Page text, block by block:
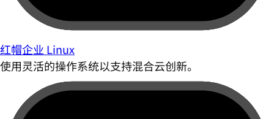
红帽企业 Linux
使用灵活的操作系统以支持混合云创新。